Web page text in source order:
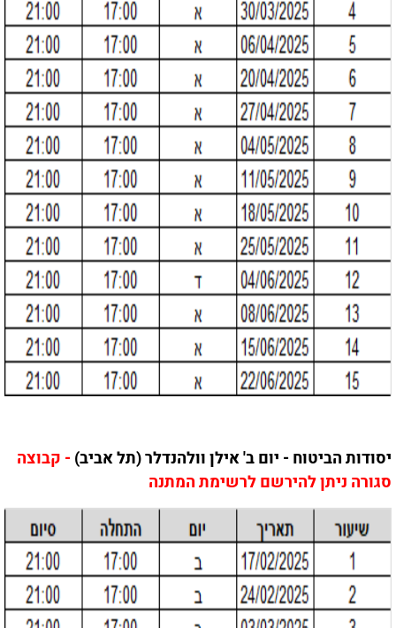
יסודות הביטוח - יום ב' אילן וולהנדלר (תל אביב)- קבוצה
סגורה ניתן להירשם לרשימת המתנה